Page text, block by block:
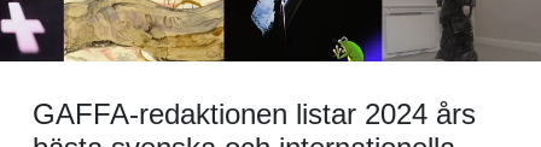
GAFFA-redaktionen listar 2024 års